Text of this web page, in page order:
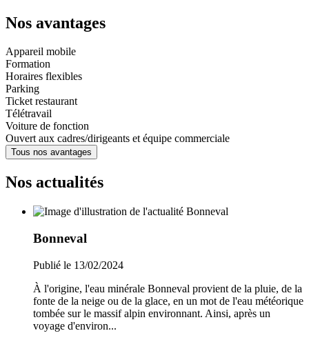
Nos avantages
Appareil mobile
Formation
Horaires flexibles
Parking
Ticket restaurant
Télétravail
Voiture de fonction
Ouvert aux cadres/dirigeants et équipe commerciale
Tous nos avantages
Nos actualités
Bonneval
Publié le 13/02/2024
À l'origine, l'eau minérale Bonneval provient de la pluie, de la
fonte de la neige ou de la glace, en un mot de l'eau météorique
tombée sur le massif alpin environnant. Ainsi, après un
voyage d'environ...